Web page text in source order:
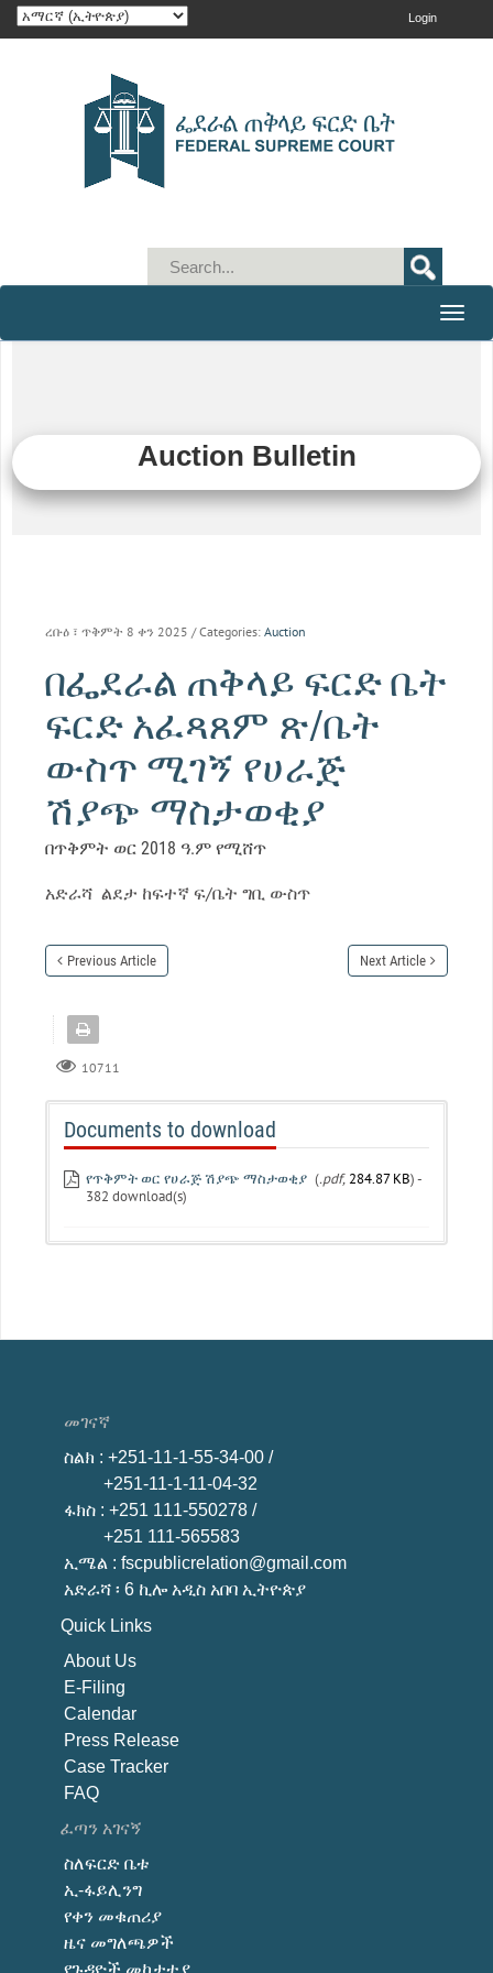
Login
Toggle
Auction Bulletin
ረቡዕ ፣ ጥቅምት 8 ቀን 2025 / Categories: Auction
በፌደራል ጠቅላይ ፍርድ ቤት
ፍርድ አፈጻጸም ጽ/ቤት
ውስጥ ሚገኝ የሀራጅ
ሽያጭ ማስታወቂያ
በጥቅምት ወር 2018 ዓ.ም የሚሸጥ
አድራሻ ልደታ ከፍተኛ ፍ/ቤት ግቢ ውስጥ
Previous Article Next Article
10711
Documents to download
የጥቅምት ወር የሀራጅ ሽያጭ ማስታወቂያ (.pdf,284.87 KB) -
382 download(s)
መገናኛ
ስልክ : +251-11-1-55-34-00 /
+251-11-1-11-04-32
ፋክስ : +251 111-550278 /
+251 111-565583
ኢሜል : fscpublicrelation@gmail.com
አድራሻ ፡ 6 ኪሎ አዲስ አበባ ኢትዮጵያ
Quick Links
About Us
E-Filing
Calendar
Press Release
Case Tracker
FAQ
ፈጣን አገናኝ
ስለፍርድ ቤቱ
ኢ-ፋይሊንግ
የቀን መቁጠሪያ
ዜና መግለጫዎች